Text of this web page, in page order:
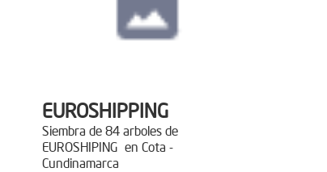
EUROSHIPPING
Siembra de 84 arboles de
EUROSHIPING en Cota -
Cundinamarca